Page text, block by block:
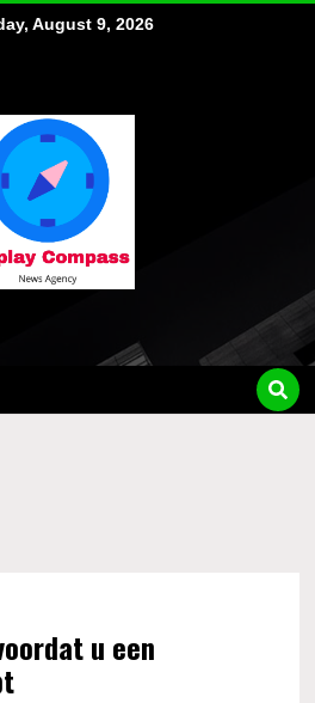
August 9, 2026
u een